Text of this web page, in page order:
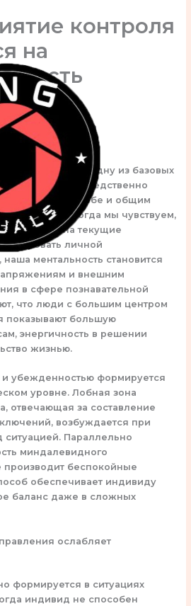
контроля
на
2025
отражается на
собой одну из базовых
что непосредственно
в себе и общим
В случае когда мы чувствуем,
влияние на текущие
личной
ментальность становится
и внешним
в сфере познавательной
что люди с большим центром
показывают большую
энергичность в решении
жизнью.
убежденностью формируется
уровне. Лобная зона
отвечающая за составление
возбуждается при
Параллельно
миндалевидного
производит беспокойные
обеспечивает индивиду
баланс даже в сложных
ослабляет
формируется в ситуациях
индивид не способен